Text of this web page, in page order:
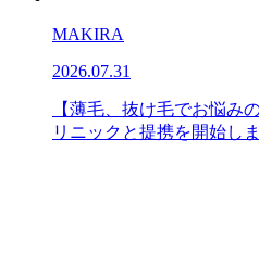
MAKIRA
2026.07.31
【薄毛、抜け毛でお悩み
リニックと提携を開始し